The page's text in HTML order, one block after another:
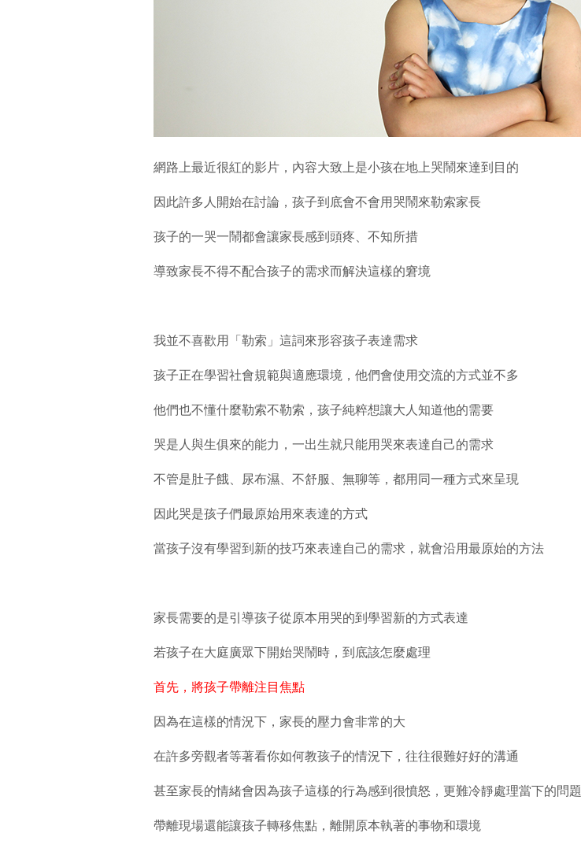
網路上最近很紅的影片，內容大致上是小孩在地上哭鬧來達到目的
因此許多人開始在討論，孩子到底會不會用哭鬧來勒索家長
孩子的一哭一鬧都會讓家長感到頭疼、不知所措
導致家長不得不配合孩子的需求而解決這樣的窘境
我並不喜歡用「勒索」這詞來形容孩子表達需求
孩子正在學習社會規範與適應環境，他們會使用交流的方式並不多
他們也不懂什麼勒索不勒索，孩子純粹想讓大人知道他的需要
哭是人與生俱來的能力，一出生就只能用哭來表達自己的需求
不管是肚子餓、尿布濕、不舒服、無聊等，都用同一種方式來呈現
因此哭是孩子們最原始用來表達的方式
當孩子沒有學習到新的技巧來表達自己的需求，就會沿用最原始的方法
家長需要的是引導孩子從原本用哭的到學習新的方式表達
若孩子在大庭廣眾下開始哭鬧時，到底該怎麼處理
首先，將孩子帶離注目焦點
因為在這樣的情況下，家長的壓力會非常的大
在許多旁觀者等著看你如何教孩子的情況下，往往很難好好的溝通
甚至家長的情緒會因為孩子這樣的行為感到很憤怒，更難冷靜處理當下的問題
帶離現場還能讓孩子轉移焦點，離開原本執著的事物和環境